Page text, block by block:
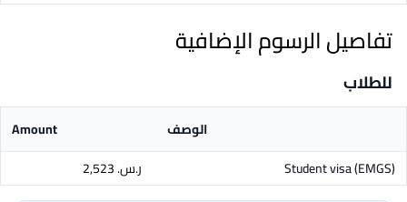
تفاصيل الرسوم الإضافية
للطلاب
الوصف
Amount
Student visa (EMGS)
ر.س.‏ 2,523